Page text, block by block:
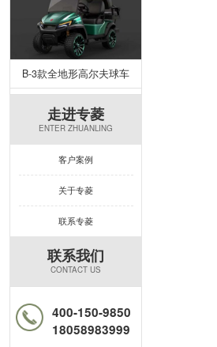
B-3款全地形高尔夫球车
走进专菱
ENTER ZHUANLING
客户案例
关于专菱
联系专菱
联系我们
CONTACT US
400-150-9850
18058983999